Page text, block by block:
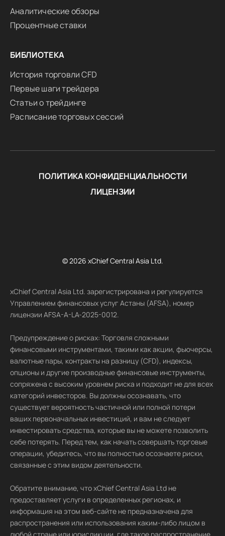
Аналитические обзоры
Процентные ставки
БИБЛИОТЕКА
История торговли CFD
Первые шаги трейдера
Статьи о трейдинге
Расписание торговых сессий
ПОЛИТИКА КОНФИДЕНЦИАЛЬНОСТИ
ЛИЦЕНЗИИ
© 2026 xChief Central Asia Ltd.
xChief Central Asia Ltd. зарегистрирована и регулируется
Управлением финансовых услуг Астаны (AFSA), номер
лицензии AFSA-A-LA-2025-0012.
Предупреждение о рисках: Торговля сложными
финансовыми инструментами, такими как акции, фьючерсы,
валютные пары, контракты на разницу (CFD), индексы,
опционы и другие производные финансовые инструменты,
сопряжена с высоким уровнем риска и подходит не для всех
категорий инвесторов. Вы должны осознавать, что
существует вероятность частичной или полной потери
ваших первоначальных инвестиций, и вам не следует
инвестировать средства, которые вы не можете позволить
себе потерять. Перед тем, как начать совершать торговые
операции, убедитесь, что вы полностью осознаете риски,
связанные с этим видом деятельности.
Обратите внимание, что xChief Central Asia Ltd не
предоставляет услуги в определенных регионах, и
информация на этом веб-сайте не предназначена для
распространения или использования каким-либо лицом в